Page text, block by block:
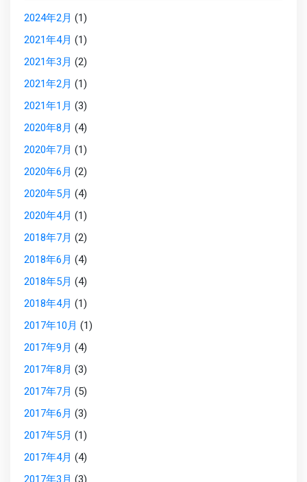
2024年2月 (1)
2021年4月 (1)
2021年3月 (2)
2021年2月 (1)
2021年1月 (3)
2020年8月 (4)
2020年7月 (1)
2020年6月 (2)
2020年5月 (4)
2020年4月 (1)
2018年7月 (2)
2018年6月 (4)
2018年5月 (4)
2018年4月 (1)
2017年10月 (1)
2017年9月 (4)
2017年8月 (3)
2017年7月 (5)
2017年6月 (3)
2017年5月 (1)
2017年4月 (4)
2017年3月 (3)